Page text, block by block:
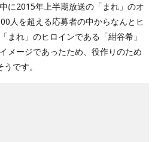
に2015年上半期放送の「まれ」のオ
人を超える応募者の中からなんとヒ
まれ」のヒロインである「紺谷希」
メージであったため、役作りのため
です。